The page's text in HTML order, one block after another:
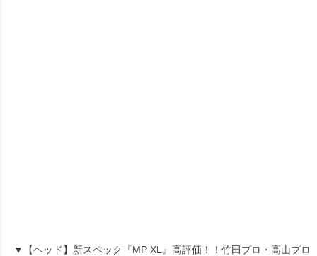
▼【ヘッド】新スペック『MP XL』高評価！！竹田プロ・高山プロ